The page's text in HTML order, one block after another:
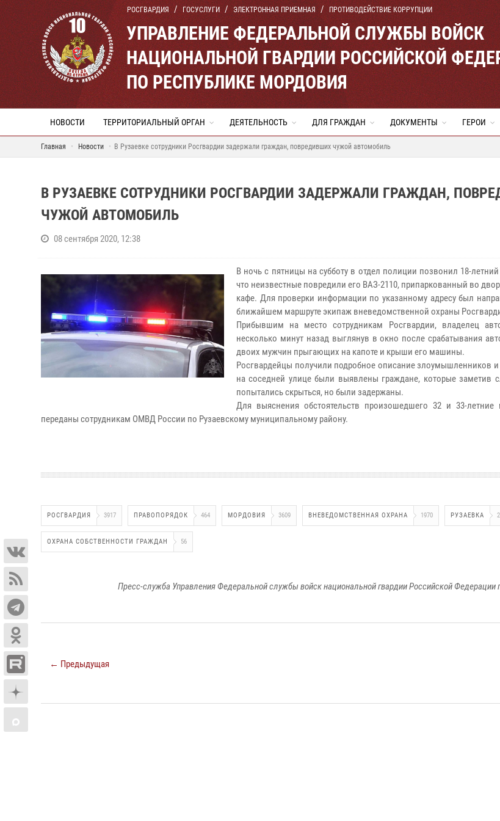
РОСГВАРДИЯ ГОСУСЛУГИ ЭЛЕКТРОННАЯ ПРИЕМНАЯ ПРОТИВОДЕЙСТВИЕ КОРРУПЦИИ
УПРАВЛЕНИЕ ФЕДЕРАЛЬНОЙ СЛУЖБЫ ВОЙСК
НАЦИОНАЛЬНОЙ ГВАРДИИ РОССИЙСКОЙ
ПО РЕСПУБЛИКЕ МОРДОВИЯ
НОВОСТИ ТЕРРИТОРИАЛЬНЫЙ ОРГАН ДЕЯТЕЛЬНОСТЬ ДЛЯ ГРАЖДАН ДОКУМЕНТЫ ГЕРОИ
Главная Новости В Рузаевке сотрудники Росгвардии задержали граждан, повредивших чужой автомобиль
В РУЗАЕВКЕ СОТРУДНИКИ РОСГВАРДИИ ЗАДЕРЖАЛИ ГРАЖДАН,
ЧУЖОЙ АВТОМОБИЛЬ
08 сентября 2020, 12:38
В ночь с пятницы на субботу в отдел полиции позвонил 18-
что неизвестные повредили его ВАЗ-2110, припаркованный во
кафе. Для проверки информации по указанному адресу был
ближайшем маршруте экипаж вневедомственной охраны
Прибывшим на место сотрудникам Росгвардии, владелец
несколько минут назад выглянув в окно после срабатывания
двоих мужчин прыгающих на капоте и крыши его машины.
Росгвардейцы получили подробное описание злоумышленников и
на соседней улице были выявлены граждане, которые заметив
попытались скрыться, но были задержаны.
Для выяснения обстоятельств произошедшего 32 и 33-
переданы сотрудникам ОМВД России по Рузаевскому муниципальному району.
РОСГВАРДИЯ 3917 ПРАВОПОРЯДОК 464 МОРДОВИЯ 3609 ВНЕВЕДОМСТВЕННАЯ ОХРАНА 1970 РУЗАЕВКА
ОХРАНА СОБСТВЕННОСТИ ГРАЖДАН 56
Пресс-служба Управления Федеральной службы войск национальной гвардии Российской Федерации
← Предыдущая